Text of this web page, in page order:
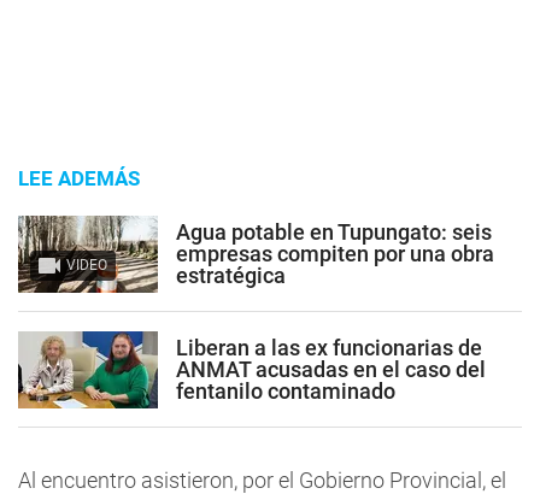
LEE ADEMÁS
VIDEO
Agua potable en Tupungato: seis
empresas compiten por una obra
estratégica
Liberan a las ex funcionarias de
ANMAT acusadas en el caso del
fentanilo contaminado
Al encuentro asistieron, por el Gobierno Provincial, el